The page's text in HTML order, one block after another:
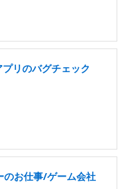
リのバグチェック
のお仕事/ゲーム会社